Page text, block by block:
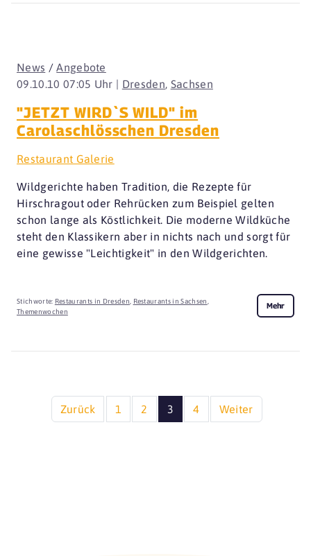
09.10.10 07:05 Uhr | Dresden, Sachsen
News /Angebote
"JETZT WIRD`S WILD" im
Carolaschlösschen Dresden
Restaurant Galerie
Wildgerichte haben Tradition, die Rezepte für
Hirschragout oder Rehrücken zum Beispiel gelten
schon lange als Köstlichkeit. Die moderne Wildküche
steht den Klassikern aber in nichts nach und sorgt für
eine gewisse "Leichtigkeit" in den Wildgerichten.
Stichworte: Restaurants in Dresden Restaurants in Sachsen
Themenwochen
Mehr
Zurück 1 2 3 4 Weiter